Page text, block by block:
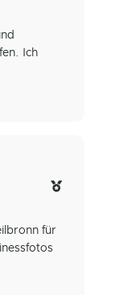
Ich
für